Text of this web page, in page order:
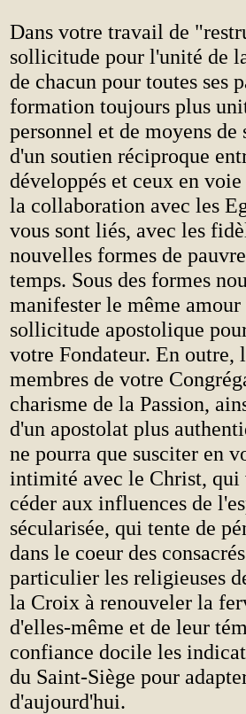
Dans votre travail de
sollicitude pour l'unité de
de chacun pour toutes ses
formation toujours plus
personnel et de moyens
d'un soutien réciproque
développés et ceux en
la collaboration avec les
vous sont liés, avec les
nouvelles formes de
temps. Sous des formes
manifester le même
sollicitude apostolique
votre Fondateur. En outre,
membres de votre
charisme de la Passion,
d'un apostolat plus
ne pourra que susciter en
intimité avec le Christ, qui
céder aux influences de
sécularisée, qui tente de
dans le coeur des
particulier les religieuses
la Croix à renouveler la
d'elles-même et de leur
confiance docile les
du Saint-Siège pour
d'aujourd'hui.